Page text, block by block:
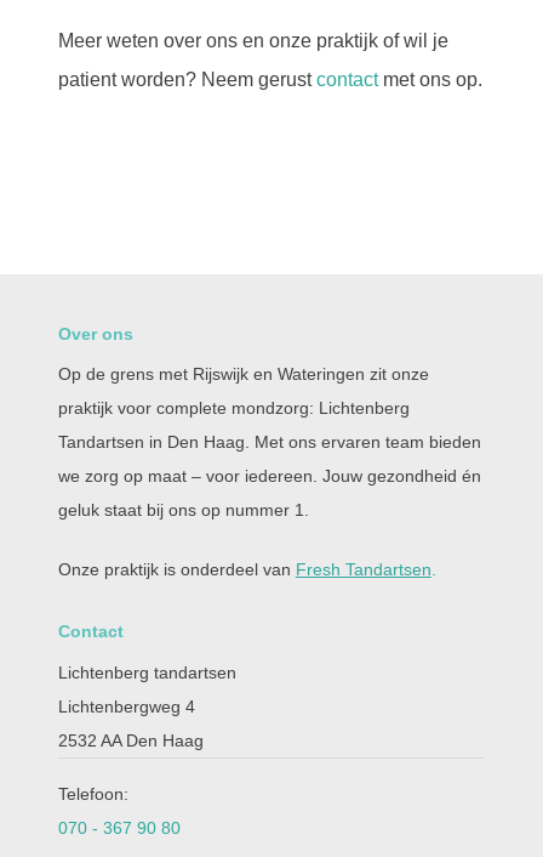
Meer weten over ons en onze praktijk of wil je
patient worden? Neem gerustcontact met ons op.
Over ons
Op de grens met Rijswijk en Wateringen zit onze
praktijk voor complete mondzorg: Lichtenberg
Tandartsen in Den Haag. Met ons ervaren team bieden
we zorg op maat – voor iedereen. Jouw gezondheid én
geluk staat bij ons op nummer 1.
Onze praktijk is onderdeel van Fresh Tandartsen.
Contact
Lichtenberg tandartsen
Lichtenbergweg 4
2532 AA Den Haag
Telefoon:
070 - 367 90 80